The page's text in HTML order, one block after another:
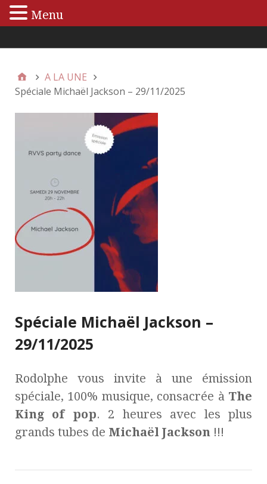
A LA UNE
Spéciale Michaël Jackson – 29/11/2025
Spéciale Michaël Jackson –
29/11/2025
Rodolphe vous invite à une émission
spéciale, 100% musique, consacrée à The
King of pop. 2 heures avec les plus
grands tubes de Michaël Jackson !!!
Menu